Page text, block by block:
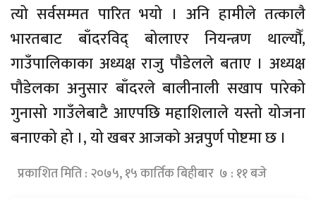
त्यो सर्वसम्मत पारित भयो । अनि हामीले तत्कालै
भारतबाट बाँदरविद् बोलाएर नियन्त्रण थाल्यौँ,
गाउँपालिकाका अध्यक्ष राजु पौडेलले बताए । अध्यक्ष
पौडेलका अनुसार बाँदरले बालीनाली सखाप पारेको
गुनासो गाउँलेबाटै आएपछि महाशिलाले यस्तो योजना
बनाएको हो ।, यो खबर आजको अन्नपुर्ण पोष्टमा छ ।
प्रकाशित मिति : २०७५, १५ कार्तिक बिहीबार ७ : ११ बजे